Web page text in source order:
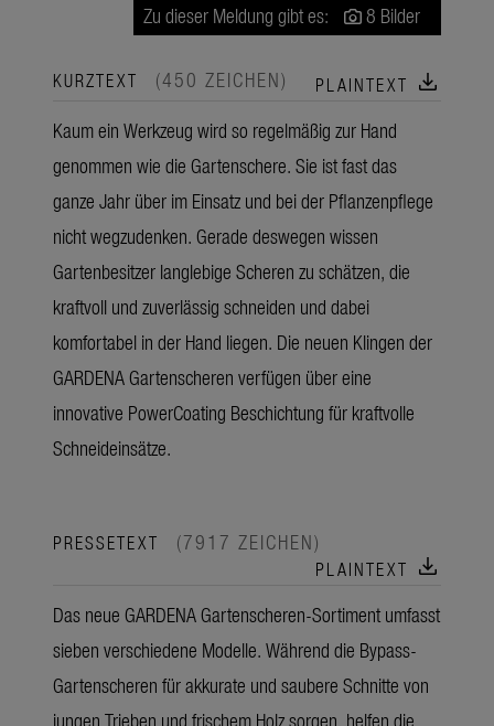
Zu dieser Meldung gibt es: 8 Bilder
KURZTEXT (450 ZEICHEN) PLAINTEXT download
Kaum ein Werkzeug wird so regelmäßig zur Hand
genommen wie die Gartenschere. Sie ist fast das
ganze Jahr über im Einsatz und bei der Pflanzenpflege
nicht wegzudenken. Gerade deswegen wissen
Gartenbesitzer langlebige Scheren zu schätzen, die
kraftvoll und zuverlässig schneiden und dabei
komfortabel in der Hand liegen. Die neuen Klingen der
GARDENA Gartenscheren verfügen über eine
innovative PowerCoating Beschichtung für kraftvolle
Schneideinsätze.
PRESSETEXT (7917 ZEICHEN)
PLAINTEXT download
Das neue GARDENA Gartenscheren-Sortiment umfasst
sieben verschiedene Modelle. Während die Bypass-
Gartenscheren für akkurate und saubere Schnitte von
jungen Trieben und frischem Holz sorgen, helfen die